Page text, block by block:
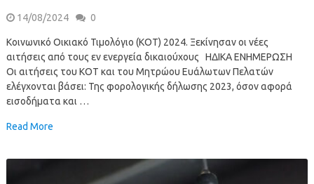
14/08/2024 0
Κοινωνικό Οικιακό Τιμολόγιο (ΚΟΤ) 2024. Ξεκίνησαν οι νέες
αιτήσεις από τους εν ενεργεία δικαιούχους ΗΔΙΚΑ ΕΝΗΜΕΡΩΣΗ
Οι αιτήσεις του ΚΟΤ και του Μητρώου Ευάλωτων Πελατών
ελέγχονται βάσει: Της φορολογικής δήλωσης 2023, όσον αφορά
εισοδήματα και …
Read More